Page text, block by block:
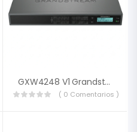
GXW4248 V1 Grandstream
( 0 Comentarios )